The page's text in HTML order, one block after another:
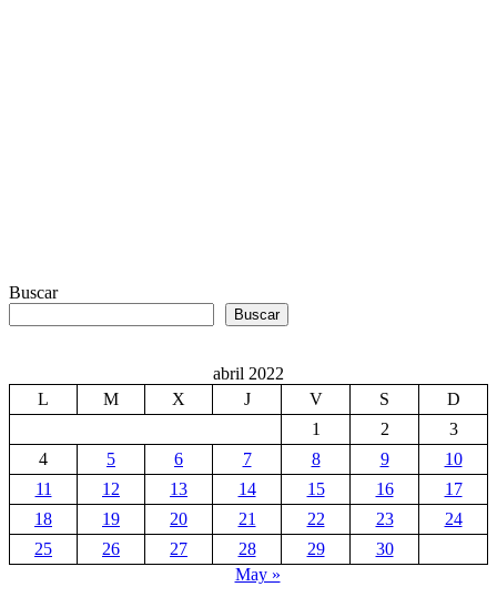
Buscar
Buscar
abril 2022
L
M X J V S
D
1
2
3
4
5 6 7 8 9
10
11
12 13 14 15 16
17
18
19 20 21 22 23
24
25
26 27 28 29
30
May »